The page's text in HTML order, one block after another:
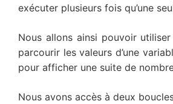
exécuter plusieurs fois qu’une
Nous allons ainsi pouvoir
parcourir les valeurs d’une
pour afficher une suite de
Nous avons accès à deux